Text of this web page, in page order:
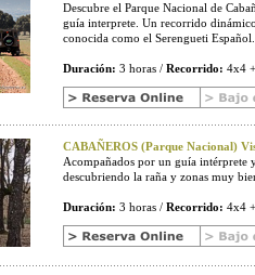
Descubre el Parque Nacional de
guía interprete. Un recorrido
conocida como el Serengueti Español.
Duración: 3 horas / Recorrido: 4x4
CABAÑEROS (Parque Nacional)
Acompañados por un guía intérprete
descubriendo la raña y zonas muy
Duración: 3 horas / Recorrido: 4x4